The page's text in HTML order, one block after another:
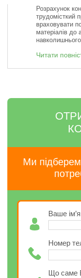
Розрахунок
трудомісткий
враховувати
матеріалів до
Читати
Ми
Ваше ім’я
Номер
Що саме